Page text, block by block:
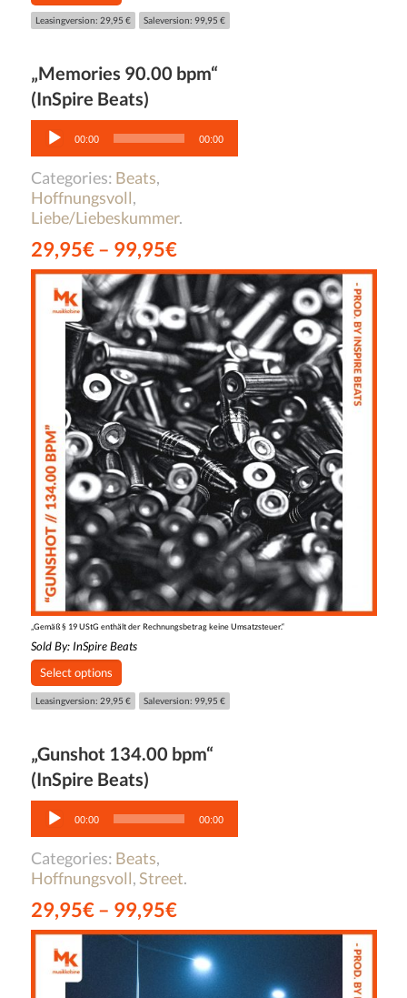
Leasingversion: 29,95 € Saleversion: 99,95 €
„Memories 90.00 bpm“
(InSpire Beats)
Audio-
Player
00:00 00:00
Categories: Beats,
Hoffnungsvoll,
Liebe/Liebeskummer.
29,95€– 99,95€
„Gemäß § 19 UStG enthält der Rechnungsbetrag keine Umsatzsteuer.“
Sold By: InSpire Beats
Select options
Leasingversion: 29,95 € Saleversion: 99,95 €
„Gunshot 134.00 bpm“
(InSpire Beats)
Audio-
Player
00:00 00:00
Categories: Beats,
Hoffnungsvoll,Street.
29,95€– 99,95€